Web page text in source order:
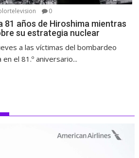
0
81 años de Hiroshima mientras
su estrategia nuclear
a las víctimas del bombardeo
el 81.º aniversario...